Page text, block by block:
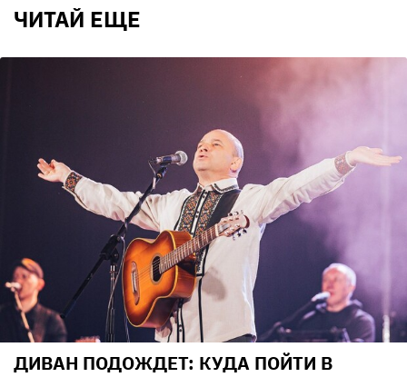
ЧИТАЙ ЕЩЕ
ДИВАН ПОДОЖДЕТ: КУДА ПОЙТИ В